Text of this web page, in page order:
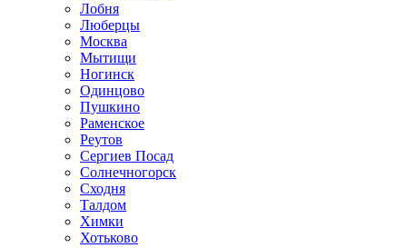
Лобня
Люберцы
Москва
Мытищи
Ногинск
Одинцово
Пушкино
Раменское
Реутов
Сергиев Посад
Солнечногорск
Сходня
Талдом
Химки
Хотьково